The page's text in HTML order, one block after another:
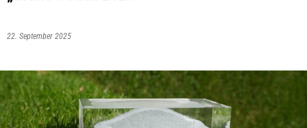
22. September 2025